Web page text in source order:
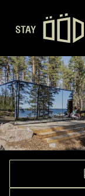
Aloitussivu